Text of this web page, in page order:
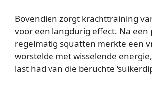
Bovendien zorgt krachttraining
voor een langdurig effect. Na een
regelmatig squatten merkte een
worstelde met wisselende
last had van die beruchte